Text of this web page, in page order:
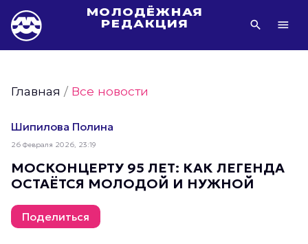
МОЛОДЁЖНАЯ
РЕДАКЦИЯ
Фото Молодёжи Москвы
Фотогалереи Молодёжи Москвы
Статьи Молодёжи Москвы
Молодёжь Москвы культурная
Молодёжь Москвы спортивная
Молодёжь Москвы в движении
Главная /Все новости
Шипилова Полина
26 Февраля 2026, 23:19
МОСКОНЦЕРТУ 95 ЛЕТ: КАК ЛЕГЕНДА
ОСТАЁТСЯ МОЛОДОЙ И НУЖНОЙ
Поделиться